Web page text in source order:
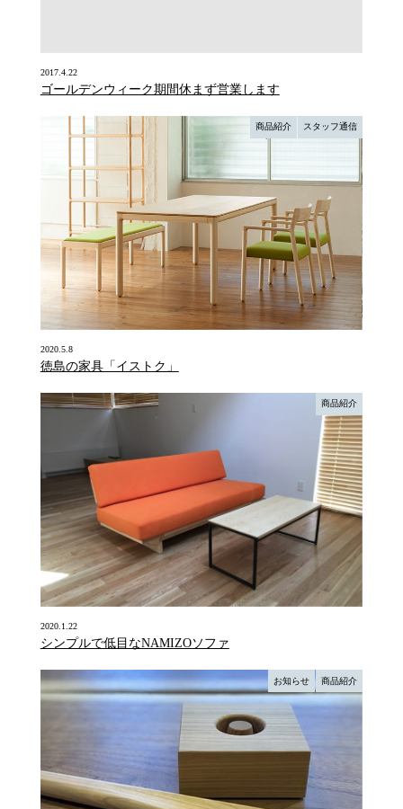
2017.4.22
ゴールデンウィーク期間休まず営業します
商品紹介 スタッフ通信
2020.5.8
徳島の家具「イストク」
商品紹介
2020.1.22
シンプルで低目なNAMIZOソファ
お知らせ 商品紹介